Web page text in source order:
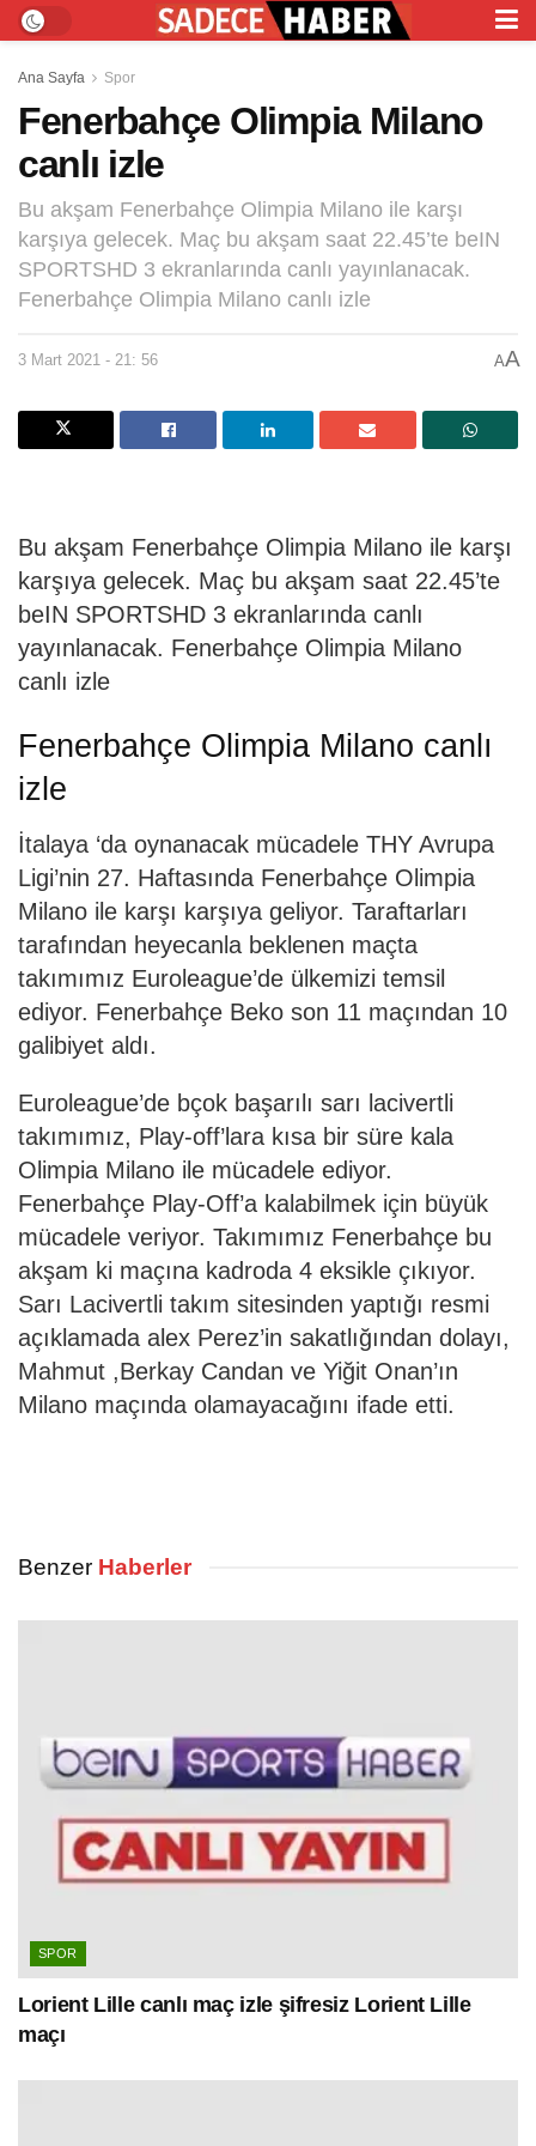
Ana Sayfa Spor
Fenerbahçe Olimpia Milano
canlı izle
Bu akşam Fenerbahçe Olimpia Milano ile karşı
karşıya gelecek. Maç bu akşam saat 22.45’te beIN
SPORTSHD 3 ekranlarında canlı yayınlanacak.
Fenerbahçe Olimpia Milano canlı izle
3 Mart 2021 - 21: 56 AA
Bu akşam Fenerbahçe Olimpia Milano ile karşı
karşıya gelecek. Maç bu akşam saat 22.45’te
beIN SPORTSHD 3 ekranlarında canlı
yayınlanacak. Fenerbahçe Olimpia Milano
canlı izle
Fenerbahçe Olimpia Milano canlı
izle
İtalaya ‘da oynanacak mücadele THY Avrupa
Ligi’nin 27. Haftasında Fenerbahçe Olimpia
Milano ile karşı karşıya geliyor. Taraftarları
tarafından heyecanla beklenen maçta
takımımız Euroleague’de ülkemizi temsil
ediyor. Fenerbahçe Beko son 11 maçından 10
galibiyet aldı.
Euroleague’de bçok başarılı sarı lacivertli
takımımız, Play-off’lara kısa bir süre kala
Olimpia Milano ile mücadele ediyor.
Fenerbahçe Play-Off’a kalabilmek için büyük
mücadele veriyor. Takımımız Fenerbahçe bu
akşam ki maçına kadroda 4 eksikle çıkıyor.
Sarı Lacivertli takım sitesinden yaptığı resmi
açıklamada alex Perez’in sakatlığından dolayı,
Mahmut ,Berkay Candan ve Yiğit Onan’ın
Milano maçında olamayacağını ifade etti.
Benzer Haberler
SPOR
Lorient Lille canlı maç izle şifresiz Lorient Lille
maçı